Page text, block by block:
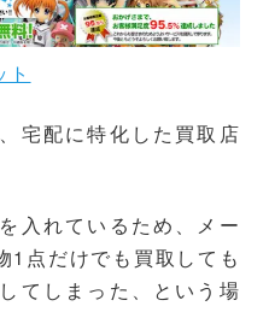
宅配に特化した買取店
入れているため、メー
1点だけでも買取しても
てしまった、という場